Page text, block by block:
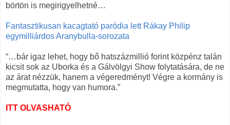
börtön is megirigyelhetné…
Fantasztikusan kacagtató paródia lett Rákay Philip
egymilliárdos Aranybulla-sorozata
“…bár igaz lehet, hogy bő hatszázmillió forint közpénz talán
kicsit sok az Uborka és a Gálvölgyi Show folytatására, de ne
az árat nézzük, hanem a végeredményt! Végre a kormány is
megmutatta, hogy van humora.”
ITT OLVASHATÓ